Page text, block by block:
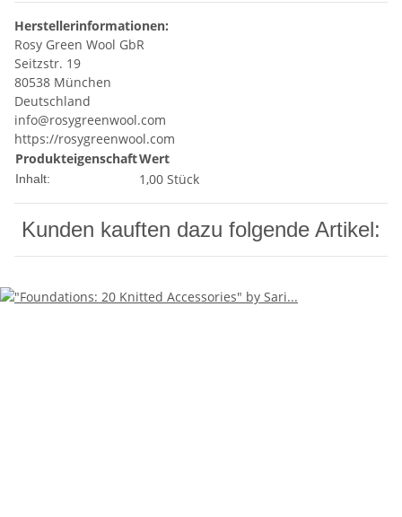
Herstellerinformationen:
Rosy Green Wool GbR
Seitzstr. 19
80538 München
Deutschland
info@rosygreenwool.com
https://rosygreenwool.com
ProdukteigenschaftWert
Inhalt: 1,00 Stück
Kunden kauften dazu folgende Artikel: